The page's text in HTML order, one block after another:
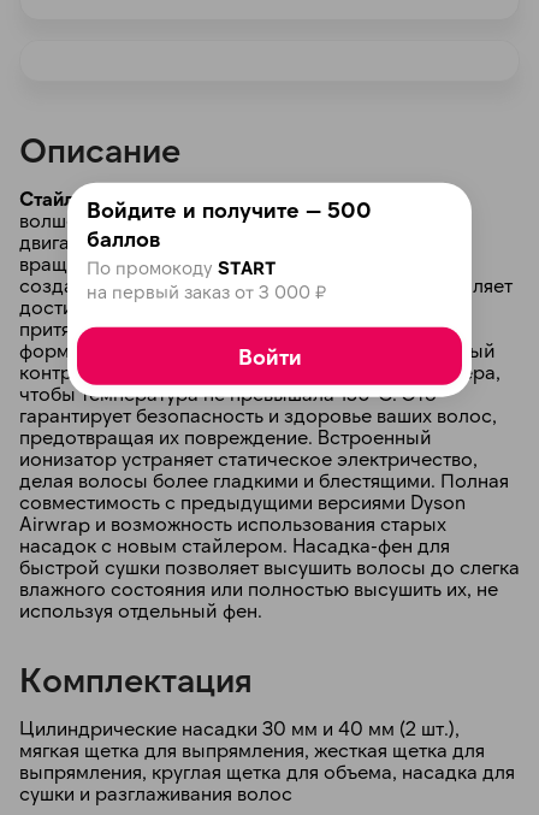
Описание
Стайлер Dyson Airwrap Complete Long HS08:
волшебство укладки в ваших руках. Мощный
двигатель Dyson V9 с 13-лопастным импеллером
вращается со скоростью до 110 000 об/мин,
создавая мощный поток воздуха, который позволяет
достичь эффекта Коанда. Благодаря ему волосы
притягиваются к насадке и легко накручиваются,
формируя безупречные локоны. Интеллектуальный
контроль температуры регулирует нагрев стайлера,
чтобы температура не превышала 150°C. Это
гарантирует безопасность и здоровье ваших волос,
предотвращая их повреждение. Встроенный
ионизатор устраняет статическое электричество,
делая волосы более гладкими и блестящими. Полная
совместимость с предыдущими версиями Dyson
Airwrap и возможность использования старых
насадок с новым стайлером. Насадка-фен для
быстрой сушки позволяет высушить волосы до слегка
влажного состояния или полностью высушить их, не
используя отдельный фен.
Комплектация
Цилиндрические насадки 30 мм и 40 мм (2 шт.),
мягкая щетка для выпрямления, жесткая щетка для
выпрямления, круглая щетка для объема, насадка для
сушки и разглаживания волос
Войдите и получите — 500
баллов
По промокоду START
на первый заказ от 3 000 ₽
Войти